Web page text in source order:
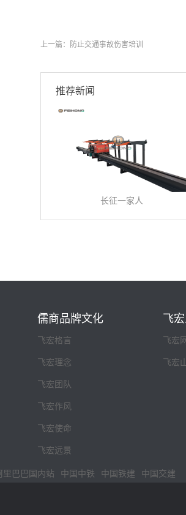
上一篇： 防止交通事故伤害培训
推荐新闻
长征一家人
儒商品牌文化
飞宏格言
飞宏理念
飞宏团队
飞宏作风
飞宏使命
飞宏远景
飞
飞宏
飞宏
里巴巴国内站 中国中铁 中国铁建 中国交建